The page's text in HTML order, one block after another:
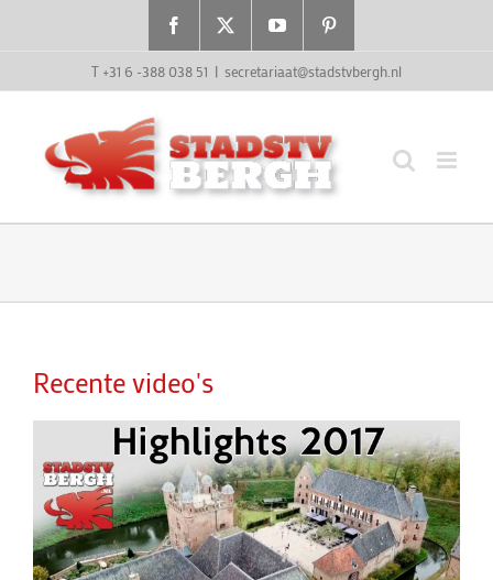
Facebook YouTube
T +31 6 -388 038 51 | secretariaat@stadstvbergh.nl
Recente video's